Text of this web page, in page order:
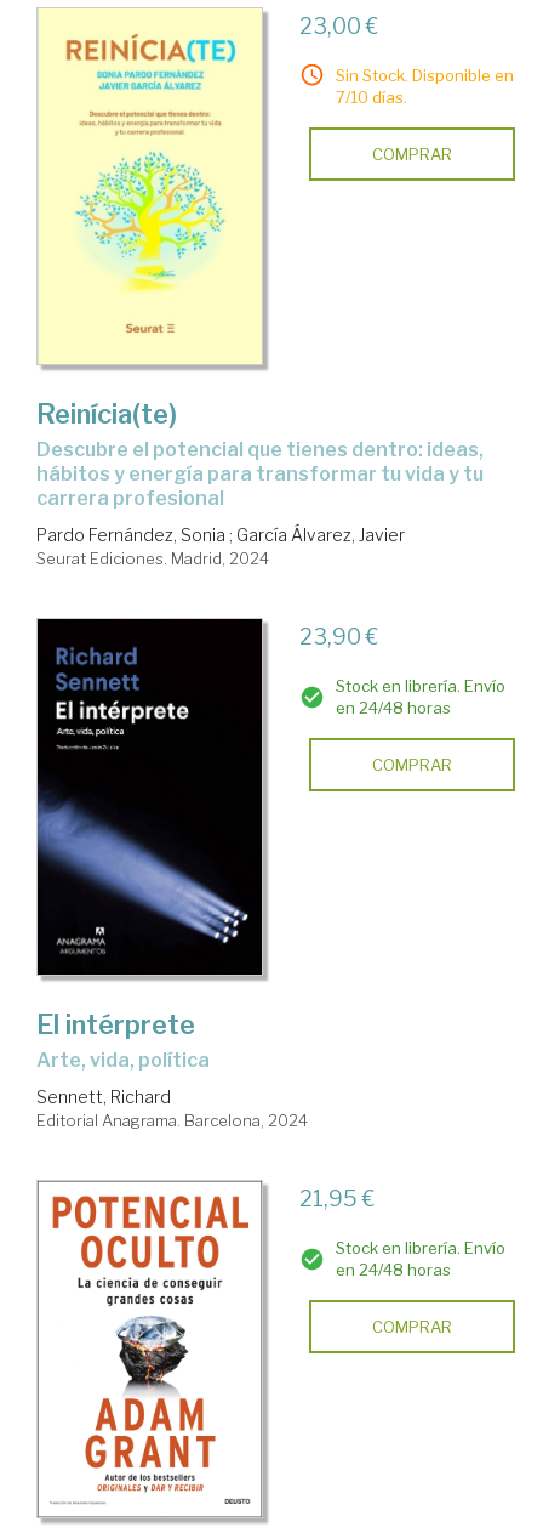
23,00 €
Sin Stock. Disponible en
7/10 días.
COMPRAR
Reinícia(te)
Descubre el potencial que tienes dentro: ideas,
hábitos y energía para transformar tu vida y tu
carrera profesional
Pardo Fernández, Sonia ; García Álvarez, Javier
Seurat Ediciones. Madrid, 2024
23,90 €
Stock en librería. Envío
en 24/48 horas
COMPRAR
El intérprete
arte, vida, política
Sennett, Richard
Editorial Anagrama. Barcelona, 2024
21,95 €
Stock en librería. Envío
en 24/48 horas
COMPRAR